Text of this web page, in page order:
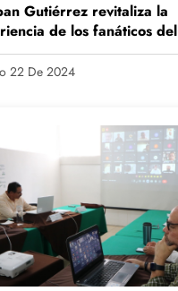
Gutiérrez revitaliza la
de los fanáticos del
con DRIVER 1
22 De 2024